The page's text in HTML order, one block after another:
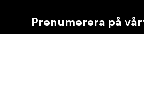
Prenumerera på